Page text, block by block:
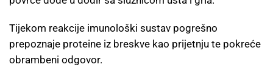
Tijekom reakcije imunološki sustav pogrešno
prepoznaje proteine iz breskve kao prijetnju te pokreće
obrambeni odgovor.